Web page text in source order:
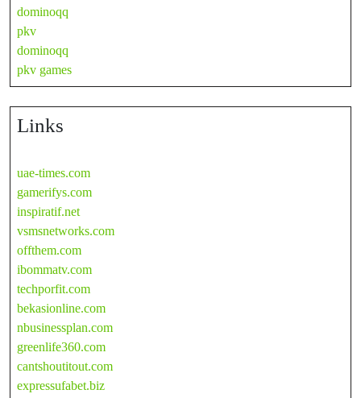
dominoqq
pkv
dominoqq
pkv games
Links
uae-times.com
gamerifys.com
inspiratif.net
vsmsnetworks.com
offthem.com
ibommatv.com
techporfit.com
bekasionline.com
nbusinessplan.com
greenlife360.com
cantshoutitout.com
expressufabet.biz